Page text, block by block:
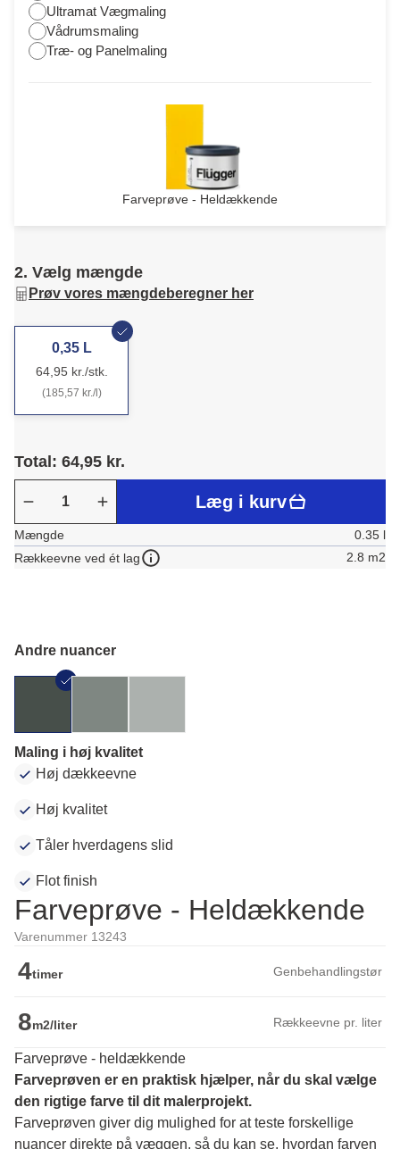
Ultramat Vægmaling
Vådrumsmaling
Træ- og Panelmaling
Farveprøve - Heldækkende
2. Vælg mængde
Prøv vores mængdeberegner her
0,35 L
64,95 kr./stk.
(185,57 kr./l)
Total: 64,95 kr.
Læg i kurv
Mængde
0.35 l
Rækkeevne ved ét lag
2.8 m2
Andre nuancer
Maling i høj kvalitet
Høj dækkeevne
Høj kvalitet
Tåler hverdagens slid
Flot finish
Farveprøve - Heldækkende
Varenummer 13243
4timer Genbehandlingstør
8m2/liter Rækkeevne pr. liter
Farveprøve - heldækkende
Farveprøven er en praktisk hjælper, når du skal vælge
den rigtige farve til dit malerprojekt.
Farveprøven giver dig mulighed for at teste forskellige
nuancer direkte på væggen, så du kan se, hvordan farven